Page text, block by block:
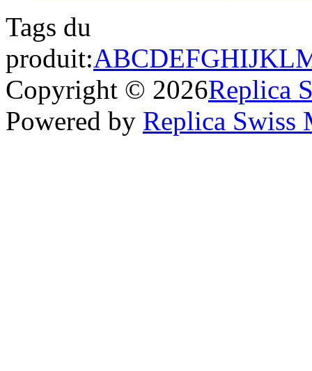
Tags du
produit:ABCDEFGHIJKL
Copyright © 2026Replica
Powered by Replica Swiss